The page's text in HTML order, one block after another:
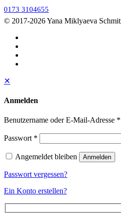
0173 3104655
© 2017-2026 Yana Miklyaeva
✕
Anmelden
Benutzername oder E-Mail-Adresse *
Passwort *
Angemeldet bleiben Anmelden
Passwort vergessen?
Ein Konto erstellen?